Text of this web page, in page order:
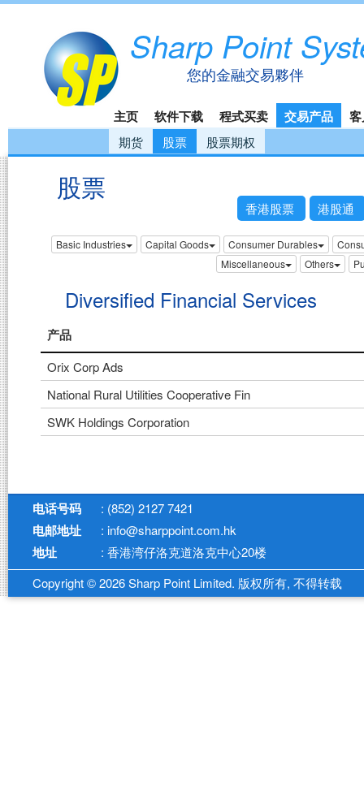
Sharp Point
您的金融交易夥伴
主页 软件下载 程式买卖 交易产品
期货 股票 股票期权
股票
香港股票 港股通
Basic Industries Capital Goods Consumer Durables
Miscellaneous
Others
Diversified Financial Services
产品
Orix Corp Ads
National Rural Utilities Cooperative Fin
SWK Holdings Corporation
电话号码 : (852) 2127 7421
电邮地址 : info@sharppoint.com.hk
地址
: 香港湾仔洛克道洛克中心20楼
Copyright © 2026 Sharp Point Limited. 版权所有, 不得转载